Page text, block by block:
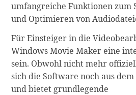
umfangreiche Funktionen zum
und Optimieren von
Für Einsteiger in die
Windows Movie Maker eine
sein. Obwohl nicht mehr
sich die Software noch aus
und bietet grundlegende